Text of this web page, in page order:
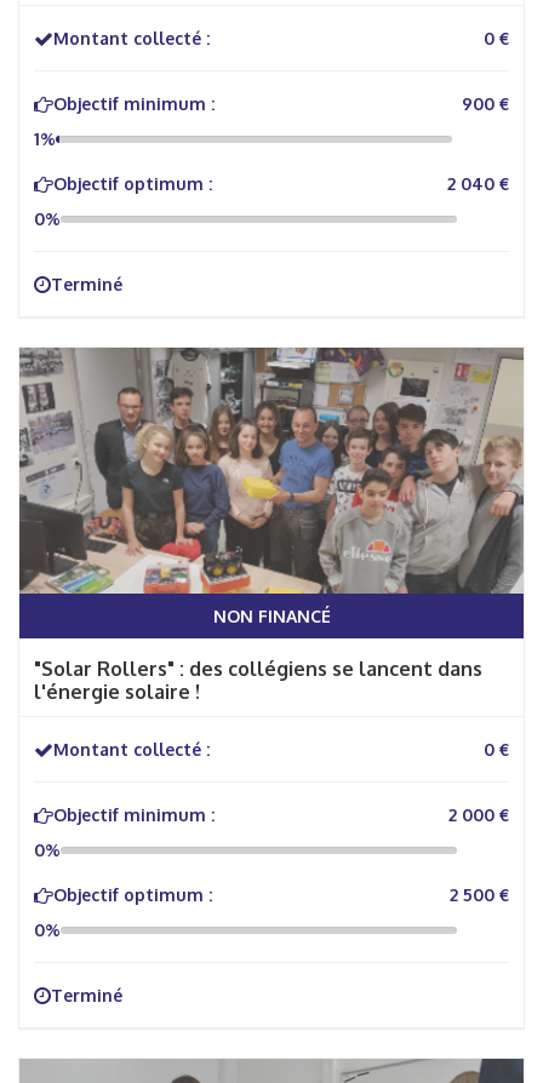
Montant collecté : 0 €
Objectif minimum :
900 €
1%
Objectif optimum :
2 040 €
0%
Terminé
NON FINANCÉ
"Solar Rollers" : des collégiens se lancent dans
l'énergie solaire !
Montant collecté : 0 €
Objectif minimum :
2 000 €
0%
Objectif optimum :
2 500 €
0%
Terminé